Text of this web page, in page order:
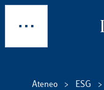
Skip to main content
Ateneo ESG